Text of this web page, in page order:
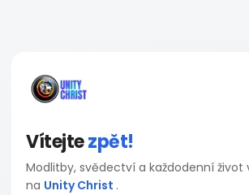
Vítejtezpět!
Modlitby, svědectví a každodenní
na Unity Christ .